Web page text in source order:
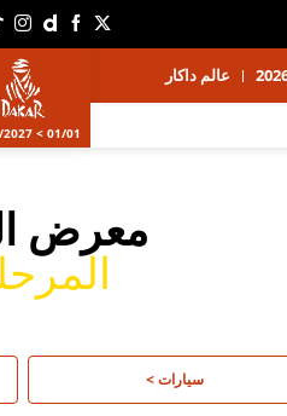
عالم داكار
01/01 > 01/15/2027
معرض
سيارات >